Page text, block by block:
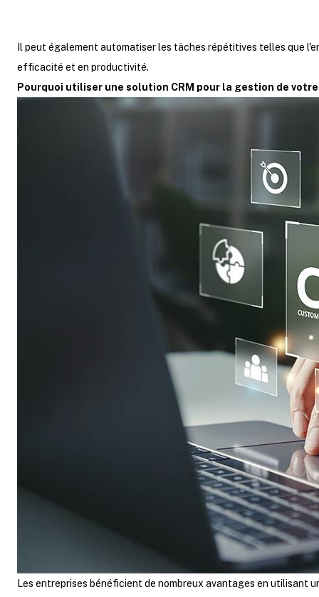
Il peut également automatiser les tâches répétitives telles que
efficacité et en productivité.
Pourquoi utiliser une solution CRM pour la gestion de
Les entreprises bénéficient de nombreux avantages en utilisant